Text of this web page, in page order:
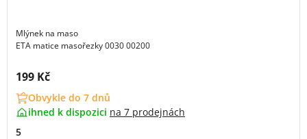
Mlýnek na maso
ETA matice masořezky 0030 00200
Cena s DPH:
199 Kč
Obvykle do 7 dnů
ihned k dispozici na 7 prodejnách
5